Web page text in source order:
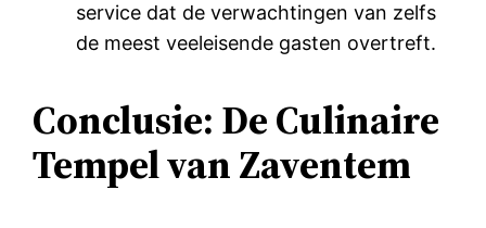
service dat de verwachtingen van zelfs
de meest veeleisende gasten overtreft.
Conclusie: De Culinaire
Tempel van Zaventem